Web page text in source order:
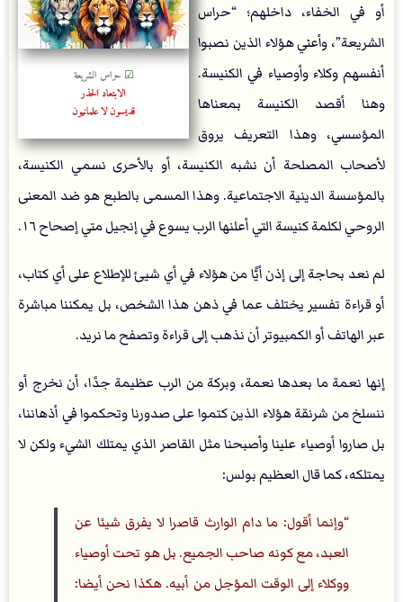
☑ حراس الشريعة
الابتعاد الحذر
قديسون لا علمانيون
أو في الخفاء، داخلهم؛ “حراس
الشريعة”، وأعني هؤلاء الذين نصبوا
أنفسهم وكلاء وأوصياء في الكنيسة.
وهنا أقصد الكنيسة بمعناها
المؤسسي، وهذا التعريف يروق
لأصحاب المصلحة أن نشبه الكنيسة، أو بالأحرى نسمي الكنيسة،
بالمؤسسة الدينية الاجتماعية. وهذا المسمى بالطبع هو ضد المعنى
الروحي لكلمة كنيسة التي أعلنها الرب يسوع في إنجيل متي إصحاح ١٦.
لم نعد بحاجة إلى إذن أيًّا من هؤلاء في أي شيئ للإطلاع على أي كتاب،
أو قراءة تفسير يختلف عما في ذهن هذا الشخص، بل يمكننا مباشرة
عبر الهاتف أو الكمبيوتر أن نذهب إلى قراءة وتصفح ما نريد.
إنها نعمة ما بعدها نعمة، وبركة من الرب عظيمة جدًا، أن نخرج أو
ننسلخ من شرنقة هؤلاء الذين كتموا على صدورنا وتحكموا في أذهاننا،
بل صاروا أوصياء علينا وأصبحنا مثل القاصر الذي يمتلك الشيء ولكن لا
يمتلكه، كما قال العظيم بولس:
وإنما أقول: ما دام الوارث قاصرا لا يفرق شيئا عن
العبد، مع كونه صاحب الجميع. بل هو تحت أوصياء
ووكلاء إلى الوقت المؤجل من أبيه. هكذا نحن أيضا: